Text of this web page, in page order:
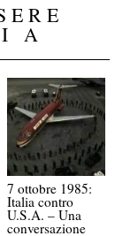
A
7 ottobre 1985:
Italia contro
U.S.A. – Una
conversazione